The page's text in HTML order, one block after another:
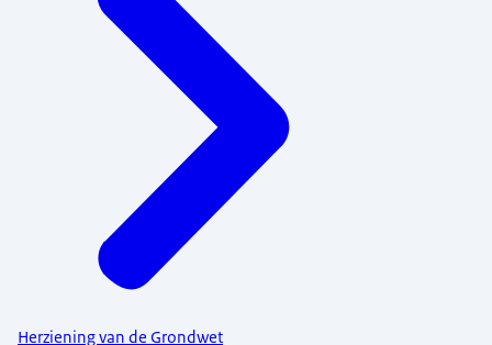
Herziening van de Grondwet